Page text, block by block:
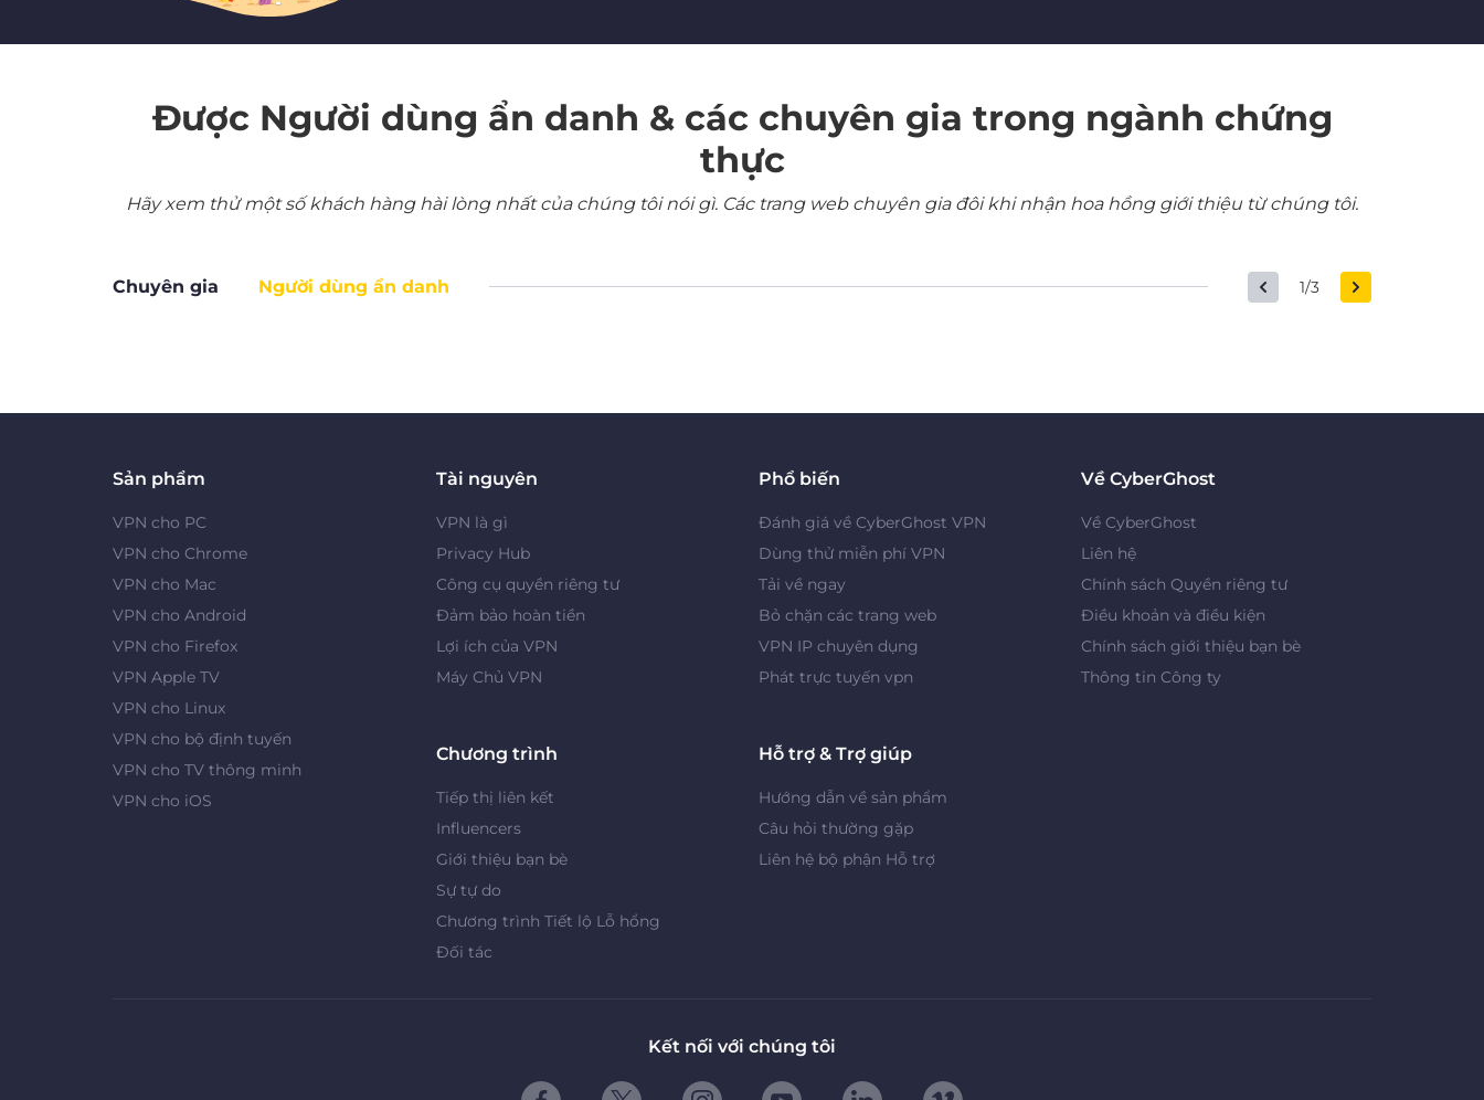
Được Người dùng ẩn danh & các chuyên gia trong ngành chứng
thực
Hãy xem thử một số khách hàng hài lòng nhất của chúng tôi nói gì. Các trang web chuyên gia đôi khi nhận hoa hồng giới thiệu từ chúng tôi.
Chuyên gia Người dùng ẩn danh 1/3
Sản phẩm
VPN cho PC
VPN cho Chrome
VPN cho Mac
VPN cho Android
VPN cho Firefox
VPN Apple TV
VPN cho Linux
VPN cho bộ định tuyến
VPN cho TV thông minh
VPN cho iOS
Tài nguyên
VPN là gì
Privacy Hub
Công cụ quyền riêng tư
Đảm bảo hoàn tiền
Lợi ích của VPN
Máy Chủ VPN
Phổ biến
Đánh giá về CyberGhost VPN
Dùng thử miễn phí VPN
Tải về ngay
Bỏ chặn các trang web
VPN IP chuyên dụng
Phát trực tuyến vpn
Về CyberGhost
Về CyberGhost
Liên hệ
Chính sách Quyền riêng tư
Điều khoản và điều kiện
Chính sách giới thiệu bạn bè
Thông tin Công ty
Chương trình
Tiếp thị liên kết
Influencers
Giới thiệu bạn bè
Sự tự do
Chương trình Tiết lộ Lỗ hổng
Đối tác
Hỗ trợ & Trợ giúp
Hướng dẫn về sản phẩm
Câu hỏi thường gặp
Liên hệ bộ phận Hỗ trợ
Kết nối với chúng tôi